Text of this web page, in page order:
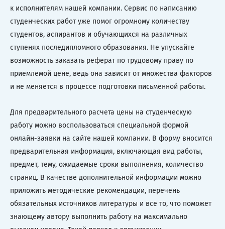
к исполнителям нашей компании. Сервис по написанию
студенческих работ уже помог огромному количеству
студентов, аспирантов и обучающихся на различных
ступенях последипломного образования. Не упускайте
возможность заказать реферат по трудовому праву по
приемлемой цене, ведь она зависит от множества факторов
и не меняется в процессе подготовки письменной работы.
Для предварительного расчета цены на студенческую
работу можно воспользоваться специальной формой
онлайн-заявки на сайте нашей компании. В форму вносится
предварительная информация, включающая вид работы,
предмет, тему, ожидаемые сроки выполнения, количество
страниц. В качестве дополнительной информации можно
приложить методические рекомендации, перечень
обязательных источников литературы и все то, что поможет
знающему автору выполнить работу на максимально